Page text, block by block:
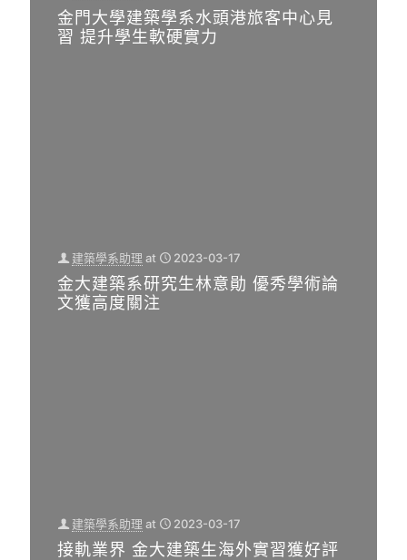
金門大學建築學系水頭港旅客中心見
習 提升學生軟硬實力
建築學系助理 at 2023-03-17
金大建築系研究生林意勛 優秀學術論
文獲高度關注
建築學系助理 at 2023-03-17
接軌業界 金大建築生海外實習獲好評